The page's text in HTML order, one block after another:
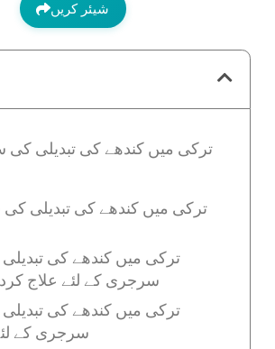
شیئر کریں
ترکی میں کندھے کی تبدیلی
ترکی میں کندھے کی تبدیلی
ترکی میں کندھے کی
سرجری کے لئے علاج
ترکی میں کندھے کی
سرجری کے